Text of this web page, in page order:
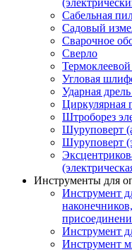
Сабельная
Садовый
Сварочное
Сверло
Угловая
Ударная
Циркулярная
Штроборез
Шуруповерт
Шуруповерт
Инструменты для
Инструмент
Инструмент
Инструмент